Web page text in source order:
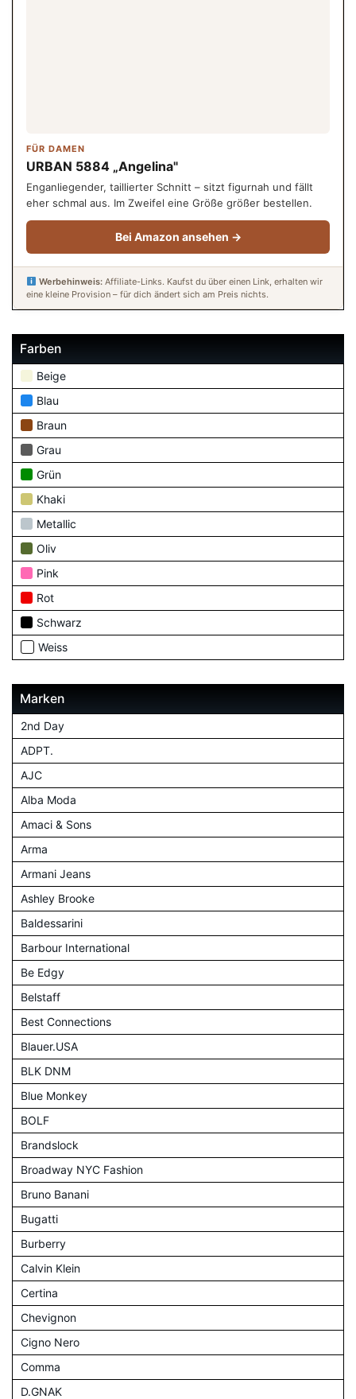
FÜR DAMEN
URBAN 5884 „Angelina"
Enganliegender, taillierter Schnitt – sitzt figurnah und fällt
eher schmal aus. Im Zweifel eine Größe größer bestellen.
Bei Amazon ansehen →
Werbehinweis:Affiliate-Links. Kaufst du über einen Link, erhalten wir
eine kleine Provision – für dich ändert sich am Preis nichts.
Farben
Beige
Blau
Braun
Grau
Grün
Khaki
Metallic
Oliv
Pink
Rot
Schwarz
Weiss
Marken
2nd Day
ADPT.
AJC
Alba Moda
Amaci & Sons
Arma
Armani Jeans
Ashley Brooke
Baldessarini
Barbour International
Be Edgy
Belstaff
Best Connections
Blauer.USA
BLK DNM
Blue Monkey
BOLF
Brandslock
Broadway NYC Fashion
Bruno Banani
Bugatti
Burberry
Calvin Klein
Certina
Chevignon
Cigno Nero
Comma
D.GNAK